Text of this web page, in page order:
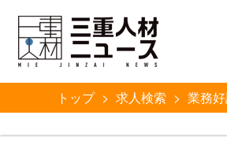
トップ 求人検索 業務